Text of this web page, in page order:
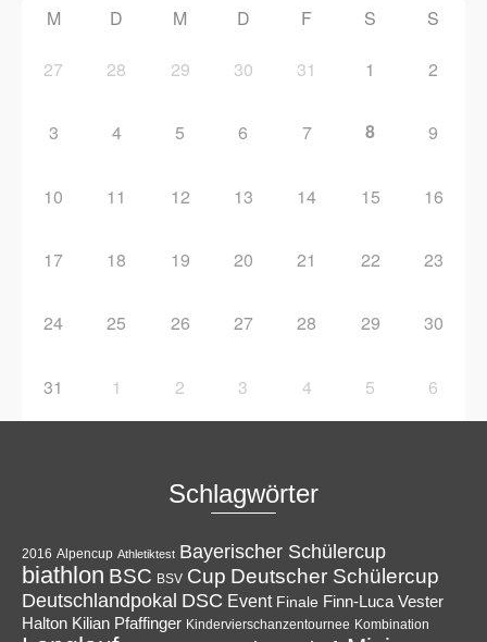
M D M D F S S
27 28 29 30 31 1 2
3 4 5 6 7 8 9
10 11 12 13 14 15 16
17 18 19 20 21 22 23
24 25 26 27 28 29 30
31 1 2 3 4 5 6
Schlagwörter
2016 Alpencup Athletiktest Bayerischer Schülercup
biathlon BSC BSV Cup Deutscher Schülercup
Deutschlandpokal DSC Event Finale Finn-Luca Vester
Halton Kilian Pfaffinger Kindervierschanzentournee Kombination